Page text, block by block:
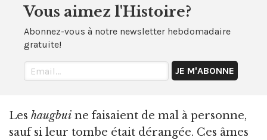
Vous aimez l'Histoire?
Abonnez-vous à notre newsletter hebdomadaire
gratuite!
Les haugbui ne faisaient de mal à personne,
sauf si leur tombe était dérangée. Ces âmes